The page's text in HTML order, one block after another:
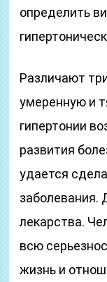
определить
Различают
умеренную и
гипертонии
развития
удается
заболевания.
лекарства.
всю
жизнь и